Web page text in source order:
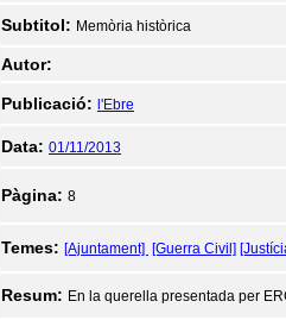
Subtitol: Memòria històrica
Autor:
Publicació: l'Ebre
Data: 01/11/2013
Pàgina: 8
Temes: [Ajuntament] [Guerra Civil]
Resum: En la querella presentada per